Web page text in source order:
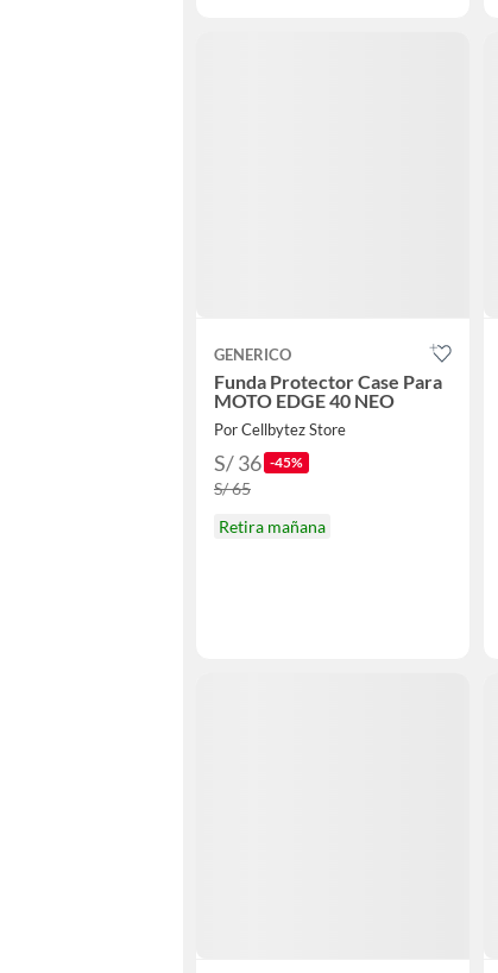
GENERICO
Funda Protector Case Para
MOTO EDGE 40 NEO
Por Cellbytez Store
S/ 36 -45%
S/ 65
Retira mañana